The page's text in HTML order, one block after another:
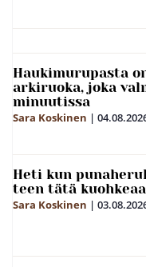
Haukimurupasta
arkiruoka, joka
minuutissa
Sara Koskinen |
Heti kun
teen tätä
Sara Koskinen |